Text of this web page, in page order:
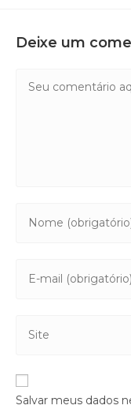
Deixe um
Salvar meus dados